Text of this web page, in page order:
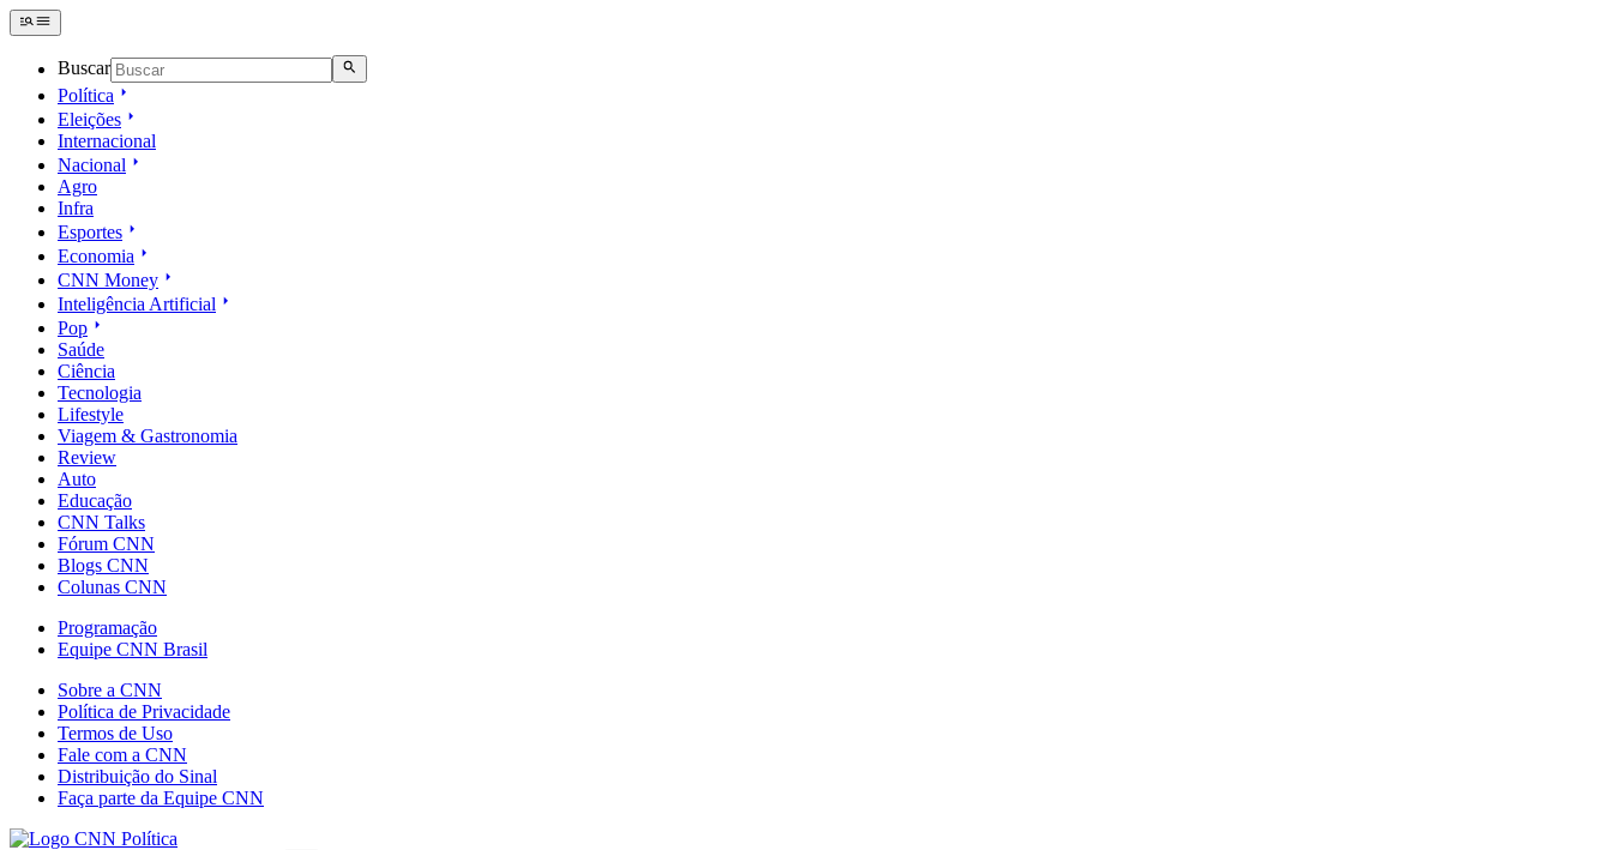
Buscar
Política
Eleições
Internacional
Nacional
Agro
Infra
Esportes
Economia
CNN Money
Inteligência Artificial
Pop
Saúde
Ciência
Tecnologia
Lifestyle
Viagem & Gastronomia
Review
Auto
Educação
CNN Talks
Fórum CNN
Blogs CNN
Colunas CNN
Programação
Equipe CNN Brasil
Sobre a CNN
Política de Privacidade
Termos de Uso
Fale com a CNN
Distribuição do Sinal
Faça parte da Equipe CNN